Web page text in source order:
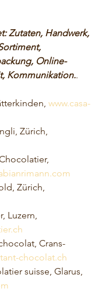
Zutaten, Handwerk,
Online-
Kommunikation..
www.casa-
Zürich,
Zürich,
Luzern,
Crans-
chocolat.ch
suisse, Glarus,